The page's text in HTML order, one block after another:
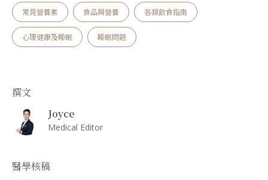
常見營養素 食品與營養 各類飲食指南
心理健康及睡眠 睡眠問題
撰文
Joyce
Medical Editor
醫學核稿